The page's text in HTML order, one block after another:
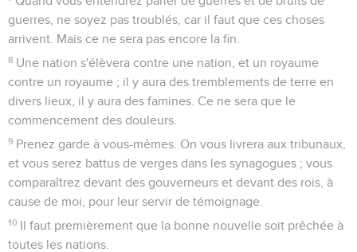
guerres, ne soyez pas troublés, car il faut que ces choses
arrivent. Mais ce ne sera pas encore la fin.
8 Une nation s'élèvera contre une nation, et un royaume
contre un royaume ; il y aura des tremblements de terre en
divers lieux, il y aura des famines. Ce ne sera que le
commencement des douleurs.
9 Prenez garde à vous-mêmes. On vous livrera aux tribunaux,
et vous serez battus de verges dans les synagogues ; vous
comparaîtrez devant des gouverneurs et devant des rois, à
cause de moi, pour leur servir de témoignage.
10 Il faut premièrement que la bonne nouvelle soit prêchée à
toutes les nations.